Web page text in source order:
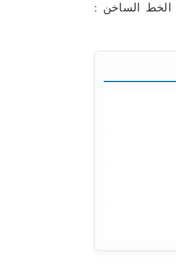
الخط الساخن :